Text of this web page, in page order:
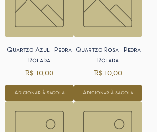
Quartzo Azul - Pedra
Rolada
Preço
R$ 10,00
Adicionar à sacola
Quartzo Rosa - Pedra
Rolada
Preço
R$ 10,00
Adicionar à sacola